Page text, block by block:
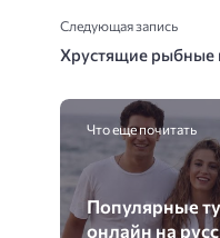
Следующая запись
Хрустящие рыбные
Что еще почитать
Популярные
онлайн на